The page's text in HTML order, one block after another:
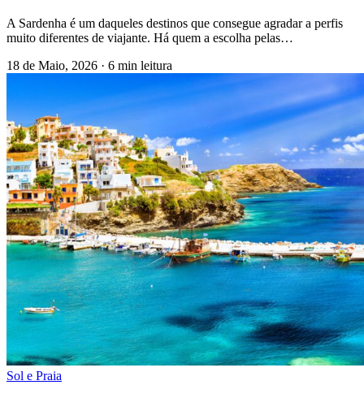
A Sardenha é um daqueles destinos que consegue agradar a perfis
muito diferentes de viajante. Há quem a escolha pelas…
18 de Maio, 2026 · 6 min leitura
Sol e Praia